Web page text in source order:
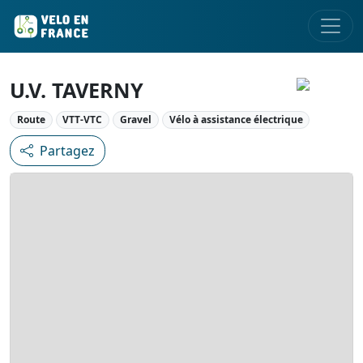
U.V. TAVERNY
Route VTT-VTC Gravel Vélo à assistance électrique
Partagez